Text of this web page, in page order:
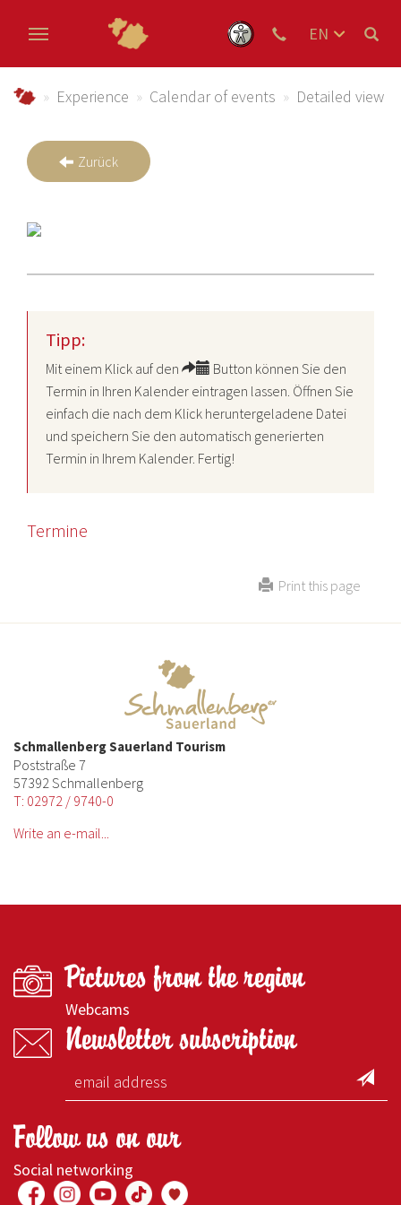
EN
Urlaub im Schmallenberger Sauerland und der
Experience Calendar of events Detailed view
Zurück
Tipp:
Mit einem Klick auf den
Button können Sie den
Termin in Ihren Kalender eintragen lassen. Öffnen Sie
einfach die nach dem Klick heruntergeladene Datei
und speichern Sie den automatisch generierten
Termin in Ihrem Kalender. Fertig!
Termine
Print this page
Schmallenberg Sauerland Tourism
Poststraße 7
57392 Schmallenberg
T: 02972 / 9740-0
Write an e-mail...
Pictures from the region
Webcams
Newsletter subscription
Follow us on our
Social networking